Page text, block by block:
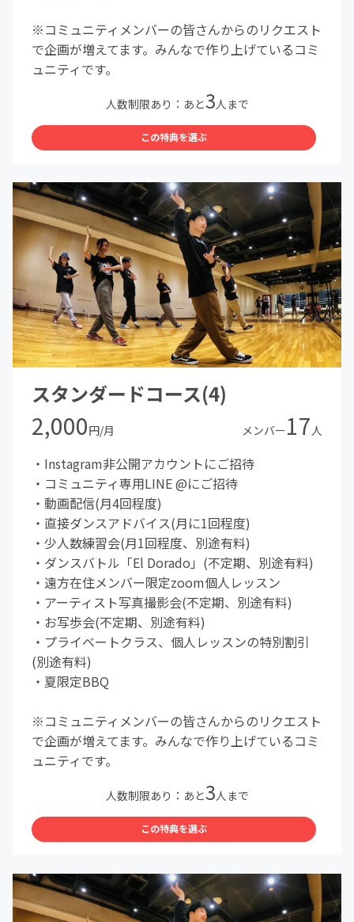
※コミュニティメンバーの皆さんからのリクエスト
で企画が増えてます。みんなで作り上げているコミ
ュニティです。
人数制限あり：あと3人まで
この特典を選ぶ
スタンダードコース(4)
2,000円/月 メンバー17 人
・Instagram非公開アカウントにご招待
・コミュニティ専用LINE @にご招待
・動画配信(月4回程度)
・直接ダンスアドバイス(月に1回程度)
・少人数練習会(月1回程度、別途有料)
・ダンスバトル「El Dorado」(不定期、別途有料)
・遠方在住メンバー限定zoom個人レッスン
・アーティスト写真撮影会(不定期、別途有料)
・お写歩会(不定期、別途有料)
・プライベートクラス、個人レッスンの特別割引
(別途有料)
・夏限定BBQ
※コミュニティメンバーの皆さんからのリクエスト
で企画が増えてます。みんなで作り上げているコミ
ュニティです。
人数制限あり：あと3人まで
この特典を選ぶ